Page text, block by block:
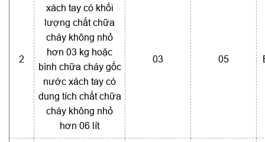
2
xách tay có khối
lượng chất chữa
cháy không nhỏ
hơn 03 kg hoặc
bình chữa cháy gốc
nước xách tay có
dung tích chất chữa
cháy không nhỏ
hơn 06 lít
03 05